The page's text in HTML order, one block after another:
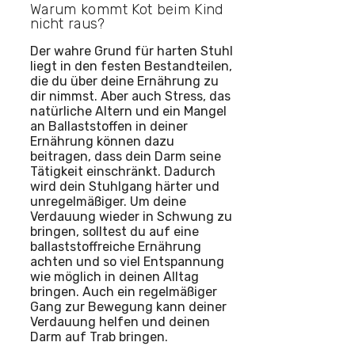
Warum kommt Kot beim Kind
nicht raus?
Der wahre Grund für harten Stuhl
liegt in den festen Bestandteilen,
die du über deine Ernährung zu
dir nimmst. Aber auch Stress, das
natürliche Altern und ein Mangel
an Ballaststoffen in deiner
Ernährung können dazu
beitragen, dass dein Darm seine
Tätigkeit einschränkt. Dadurch
wird dein Stuhlgang härter und
unregelmäßiger. Um deine
Verdauung wieder in Schwung zu
bringen, solltest du auf eine
ballaststoffreiche Ernährung
achten und so viel Entspannung
wie möglich in deinen Alltag
bringen. Auch ein regelmäßiger
Gang zur Bewegung kann deiner
Verdauung helfen und deinen
Darm auf Trab bringen.